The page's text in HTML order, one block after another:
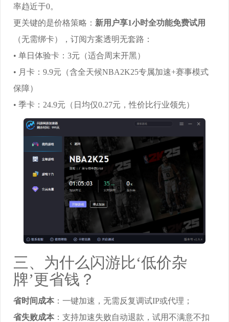
率趋近于0。
更关键的是价格策略： 新用户享1小时全功能免费试用
（无需绑卡），订阅方案透明无套路：
• 单日体验卡：3元（适合周末开黑）
• 月卡：9.9元（含全天候NBA2K25专属加速+赛事模式
保障）
• 季卡：24.9元（日均仅0.27元，性价比行业领先）
三、为什么闪游比‘低价杂
牌’更省钱？
省时间成本 ：一键加速，无需反复调试IP或代理；
省失败成本 ：支持加速失败自动退款，试用不满意不扣